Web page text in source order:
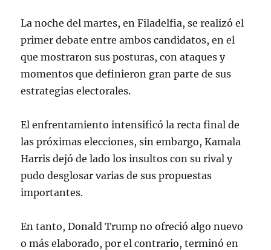
La noche del martes, en Filadelfia, se realizó el
primer debate entre ambos candidatos, en el
que mostraron sus posturas, con ataques y
momentos que definieron gran parte de sus
estrategias electorales.
El enfrentamiento intensificó la recta final de
las próximas elecciones, sin embargo, Kamala
Harris dejó de lado los insultos con su rival y
pudo desglosar varias de sus propuestas
importantes.
En tanto, Donald Trump no ofreció algo nuevo
o más elaborado, por el contrario, terminó en